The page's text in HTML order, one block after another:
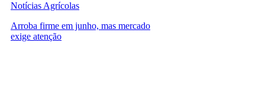
Notícias Agrícolas
Arroba firme em junho, mas mercado
exige atenção